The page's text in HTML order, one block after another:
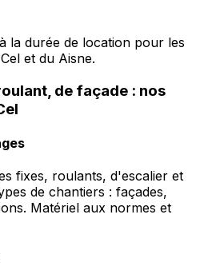
la durée de location pour les
et du Aisne.
de façade : nos
fixes, roulants, d'escalier et
de chantiers : façades,
Matériel aux normes et